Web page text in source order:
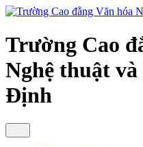
Trường Cao
Nghệ thuật
Định